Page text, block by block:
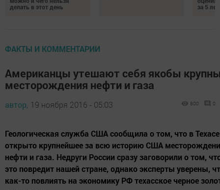
делать в этот день
за 5 лет
ФАКТЫ И КОММЕНТАРИИ
Американцы утешают себя якобы
месторождения нефти и газа
автор, 19 ноября 2016 - 05:03 800 0
Геологическая служба США сообщила о том, что в Техасе
открыто крупнейшее за всю историю США
нефти и газа. Недруги России сразу заговорили о том,
это повредит нашей стране, однако эксперты уверены,
как-то повлиять на экономику РФ техасское черное